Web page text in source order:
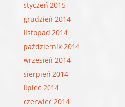
styczeń 2015
grudzień 2014
listopad 2014
październik 2014
wrzesień 2014
sierpień 2014
lipiec 2014
czerwiec 2014